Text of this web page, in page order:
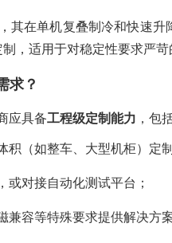
其在单机复叠制冷和快速
适用于对稳定性要求严苛
求？
应具备工程级定制能力 ，包
积（如整车、大型机柜）定
或对接自动化测试平台；
兼容等特殊要求提供解决方案